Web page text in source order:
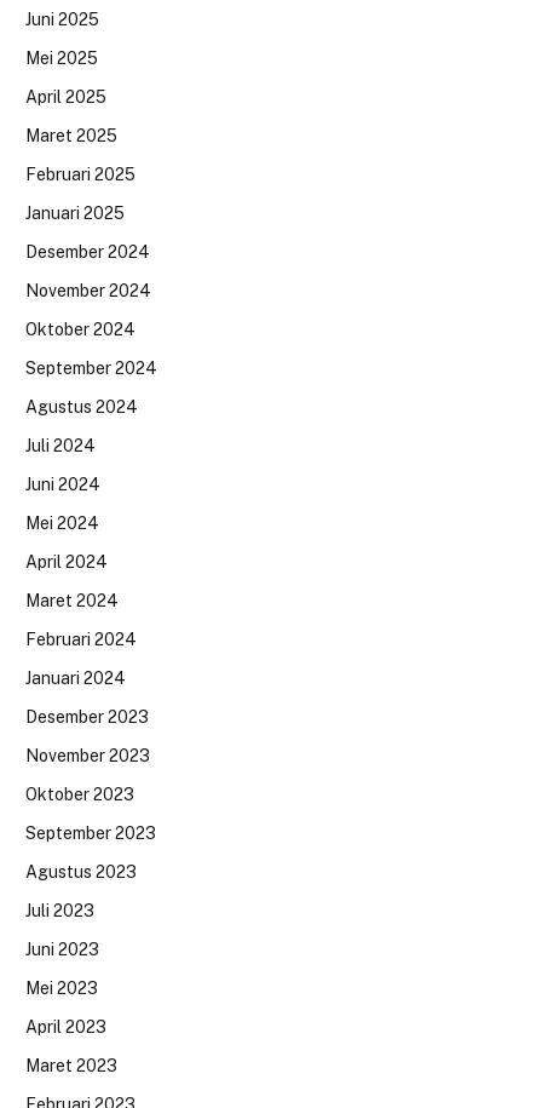
Juni 2025
Mei 2025
April 2025
Maret 2025
Februari 2025
Januari 2025
Desember 2024
November 2024
Oktober 2024
September 2024
Agustus 2024
Juli 2024
Juni 2024
Mei 2024
April 2024
Maret 2024
Februari 2024
Januari 2024
Desember 2023
November 2023
Oktober 2023
September 2023
Agustus 2023
Juli 2023
Juni 2023
Mei 2023
April 2023
Maret 2023